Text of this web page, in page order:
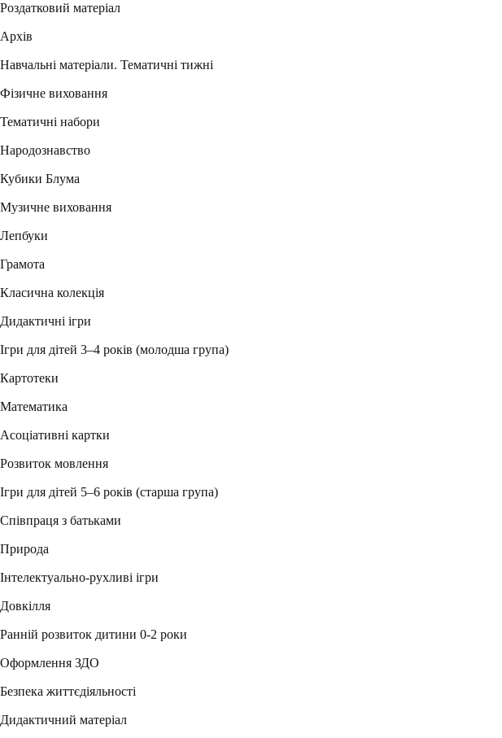
Роздатковий матеріал
Архів
Навчальні матеріали. Тематичні тижні
Фізичне виховання
Тематичні набори
Народознавство
Кубики Блума
Музичне виховання
Лепбуки
Грамота
Класична колекція
Дидактичні ігри
Ігри для дітей 3–4 років (молодша група)
Картотеки
Математика
Асоціативні картки
Розвиток мовлення
Ігри для дітей 5–6 років (старша група)
Співпраця з батьками
Природа
Інтелектуально-рухливі ігри
Довкілля
Ранній розвиток дитини 0-2 роки
Оформлення ЗДО
Безпека життєдіяльності
Дидактичний матеріал